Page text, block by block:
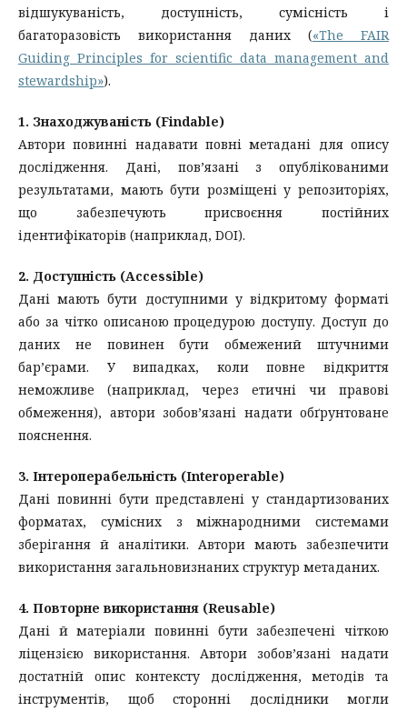
відшукуваність, доступність, сумісність і
багаторазовість використання даних («The FAIR
Guiding Principles for scientific data management and
stewardship»).
1. Знаходжуваність (Findable)
Автори повинні надавати повні метадані для опису
дослідження. Дані, пов’язані з опублікованими
результатами, мають бути розміщені у репозиторіях,
що забезпечують присвоєння постійних
ідентифікаторів (наприклад, DOI).
2. Доступність (Accessible)
Дані мають бути доступними у відкритому форматі
або за чітко описаною процедурою доступу. Доступ до
даних не повинен бути обмежений штучними
бар’єрами. У випадках, коли повне відкриття
неможливе (наприклад, через етичні чи правові
обмеження), автори зобов’язані надати обґрунтоване
пояснення.
3. Інтероперабельність (Interoperable)
Дані повинні бути представлені у стандартизованих
форматах, сумісних з міжнародними системами
зберігання й аналітики. Автори мають забезпечити
використання загальновизнаних структур метаданих.
4. Повторне використання (Reusable)
Дані й матеріали повинні бути забезпечені чіткою
ліцензією використання. Автори зобов’язані надати
достатній опис контексту дослідження, методів та
інструментів, щоб сторонні дослідники могли